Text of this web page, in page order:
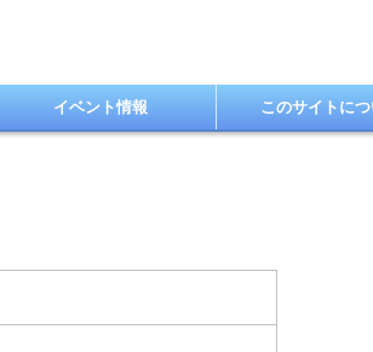
イベント情報 このサイトに